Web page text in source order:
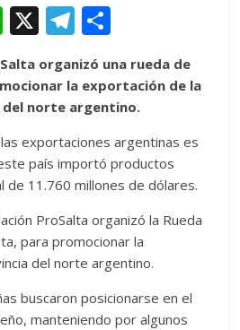
W
h
at
s
A
p
p
X T
el
e
gr
a
m
m
p
ar
ti
r
organizó una rueda de
la exportación de la
del norte argentino.
exportaciones argentinas es
país importó productos
11.760 millones de dólares.
ProSalta organizó la Rueda
para promocionar la
del norte argentino.
buscaron posicionarse en el
manteniendo por algunos